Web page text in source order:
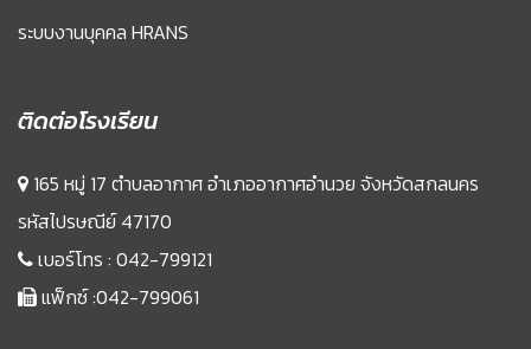
ระบบงานบุคคล HRANS
ติดต่อโรงเรียน
165 หมู่ 17 ตำบลอากาศ อำเภออากาศอำนวย จังหวัดสกลนคร
รหัสไปรษณีย์ 47170
เบอร์โทร : 042-799121
แฟ็กซ์ :042-799061